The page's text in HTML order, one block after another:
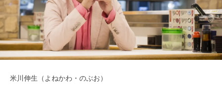
米川伸生（よねかわ・のぶお）